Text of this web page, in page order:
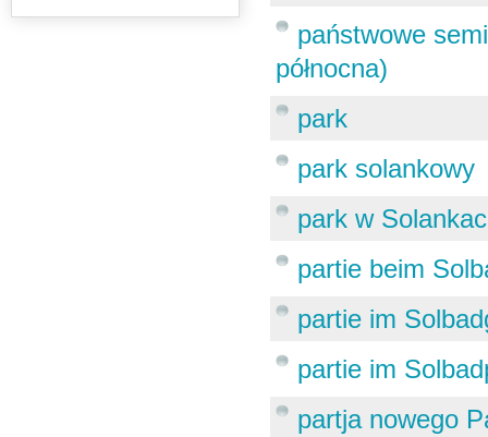
państwowe
północna)
park
park solankowy
park w
partie beim
partie im
partie im
partja nowego